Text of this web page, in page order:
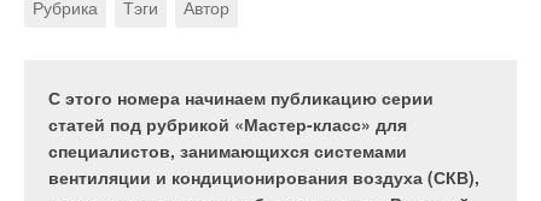
Рубрика Тэги Автор
С этого номера начинаем публикацию серии
статей под рубрикой «Мастер-класс» для
специалистов, занимающихся системами
вентиляции и кондиционирования воздуха (СКВ),
задолго до начала глобального финансового
основных приоритетов экономического развития.
Не является исключением и Россия, о чем
красноречиво свидетельствует курс на
повсеместное внедрение принципа фактического
учета потребляемых ресурсов, а также на